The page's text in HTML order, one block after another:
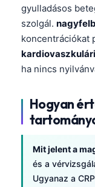
gyulladásos
szolgál.
koncentrációkat
ha nincs
Hogyan
Mit jelent a
és a
Ugyanaz a